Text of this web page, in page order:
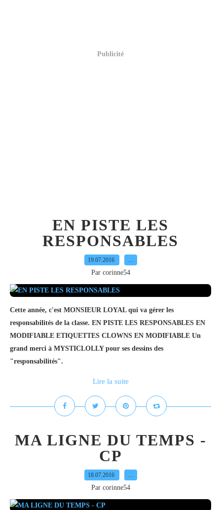
Publicité
EN PISTE LES
RESPONSABLES
19.07.2016 …
Par corinne54
Cette année, c'est MONSIEUR LOYAL qui va gérer les
responsabilités de la classe. EN PISTE LES RESPONSABLES EN
MODIFIABLE ETIQUETTES CLOWNS EN MODIFIABLE Un
grand merci à MYSTICLOLLY pour ses dessins des
"responsabilités".
Lire la suite
MA LIGNE DU TEMPS -
CP
18.07.2016 …
Par corinne54